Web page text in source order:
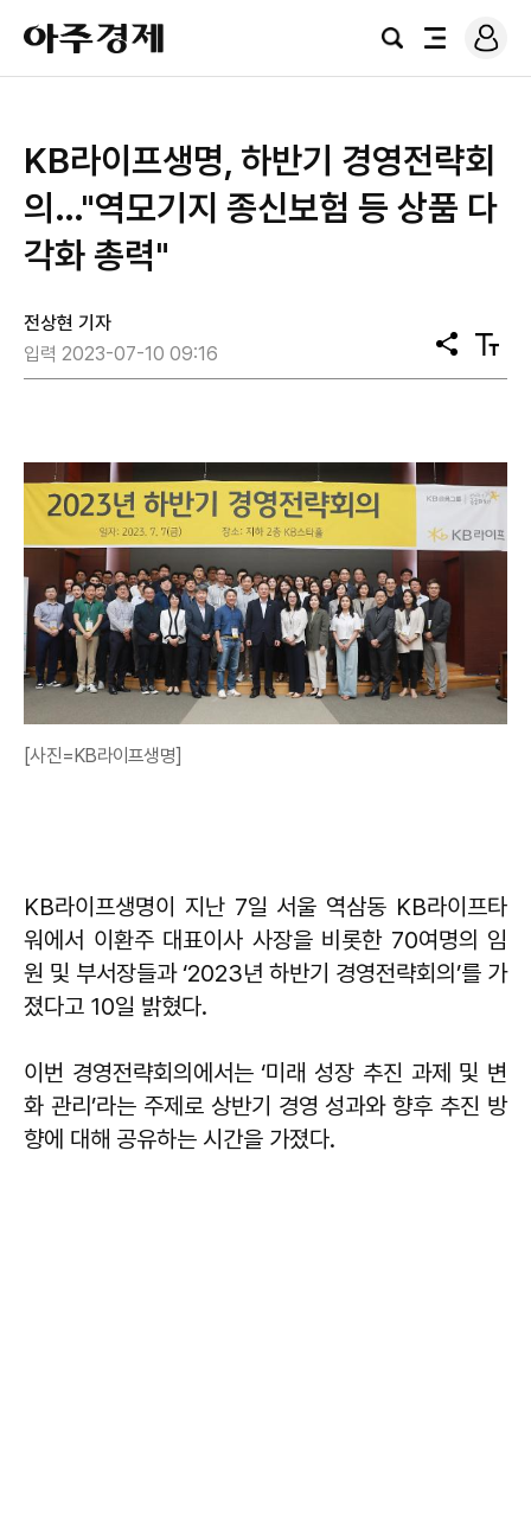
아
주
경
검
전
로
그
KB라이프생명, 하반기 경영전략회
의…"역모기지 종신보험 등 상품 다
각화 총력"
전상현 기자
입력 2023-07-10 09:16
공
유
텍
스
[사진=KB라이프생명]
KB라이프생명이 지난 7일 서울 역삼동 KB라이프타
워에서 이환주 대표이사 사장을 비롯한 70여명의 임
원 및 부서장들과 ‘2023년 하반기 경영전략회의’를 가
졌다고 10일 밝혔다.
이번 경영전략회의에서는 ‘미래 성장 추진 과제 및 변
화 관리’라는 주제로 상반기 경영 성과와 향후 추진 방
향에 대해 공유하는 시간을 가졌다.